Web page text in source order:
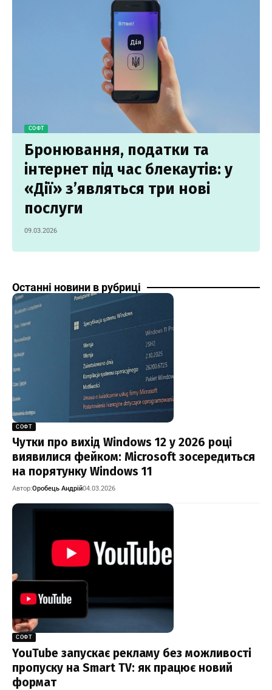
СОФТ
Бронювання, податки та
інтернет під час блекаутів: у
«Дії» з’являться три нові
послуги
09.03.2026
Останні новини в рубриці
СОФТ
Чутки про вихід Windows 12 у 2026 році
виявилися фейком: Microsoft зосередиться
на порятунку Windows 11
Автор:Оробець Андрій04.03.2026
СОФТ
YouTube запускає рекламу без можливості
пропуску на Smart TV: як працює новий
формат